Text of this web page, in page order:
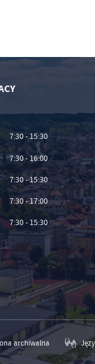
7:30 - 15:30
7:30 - 16:00
7:30 - 15:30
7:30 - 17:00
7:30 - 15:30
archiwalna